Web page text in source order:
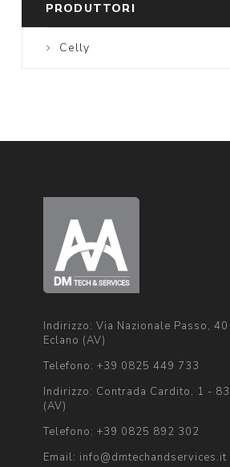
PRODUTTORI
Celly
Indirizzo: Via Nazionale Passo,
Eclano (AV)
Telefono: +39 0825 449 733
Indirizzo: Contrada Cardito, 1 -
(AV)
Telefono: +39 0825 892 302
Email: info@dmtechandservices.it